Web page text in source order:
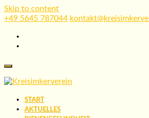
Skip to content
+49 5645 787044
START
AKTUELLES